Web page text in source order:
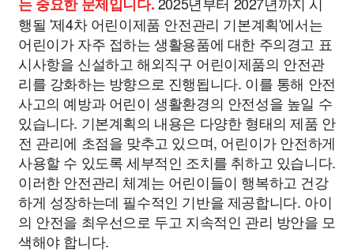
행될 '제4차 어린이제품 안전관리 기본계획'에서는
어린이가 자주 접하는 생활용품에 대한 주의경고 표
시사항을 신설하고 해외직구 어린이제품의 안전관
리를 강화하는 방향으로 진행됩니다. 이를 통해 안전
사고의 예방과 어린이 생활환경의 안전성을 높일 수
있습니다. 기본계획의 내용은 다양한 형태의 제품 안
전 관리에 초점을 맞추고 있으며, 어린이가 안전하게
사용할 수 있도록 세부적인 조치를 취하고 있습니다.
이러한 안전관리 체계는 어린이들이 행복하고 건강
하게 성장하는데 필수적인 기반을 제공합니다. 아이
의 안전을 최우선으로 두고 지속적인 관리 방안을 모
색해야 합니다.